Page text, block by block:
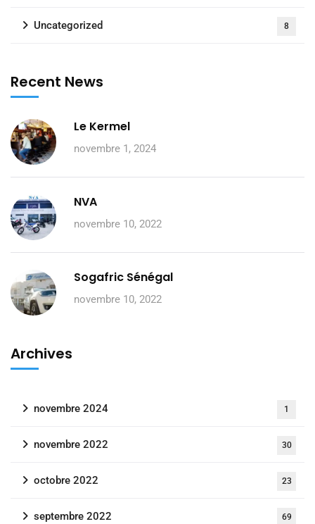
Uncategorized 8
Recent News
Le Kermel
novembre 1, 2024
NVA
novembre 10, 2022
Sogafric Sénégal
novembre 10, 2022
Archives
novembre 2024 1
novembre 2022 30
octobre 2022 23
septembre 2022 69